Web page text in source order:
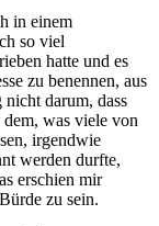
in einem
so viel
hatte und es
zu benennen, aus
nicht darum, dass
was viele von
irgendwie
werden durfte,
erschien mir
zu sein.